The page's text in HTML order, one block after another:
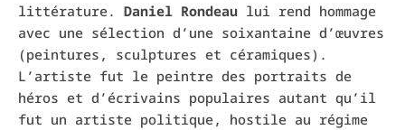
littérature. Daniel Rondeau lui rend hommage
avec une sélection d’une soixantaine d’œuvres
(peintures, sculptures et céramiques).
L’artiste fut le peintre des portraits de
héros et d’écrivains populaires autant qu’il
fut un artiste politique, hostile au régime